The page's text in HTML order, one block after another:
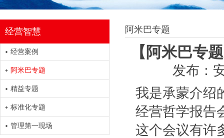
经营智慧
经营案例
阿米巴专题
精益专题
标准化专题
管理第一现场
阿米巴专题
【阿米巴专
发布：
我是承蒙介绍
经营哲学报告
这个会议有许